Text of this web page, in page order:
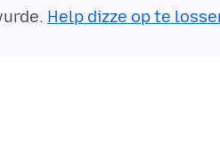
Help dizze op te